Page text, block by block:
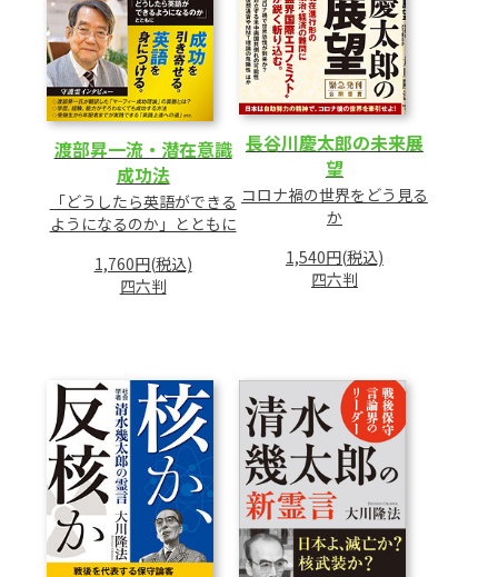
渡部昇一流・潜在意識
成功法
「どうしたら英語ができる
ようになるのか」とともに
1,760円(税込)
四六判
長谷川慶太郎の未来展
望
コロナ禍の世界をどう見る
か
1,540円(税込)
四六判